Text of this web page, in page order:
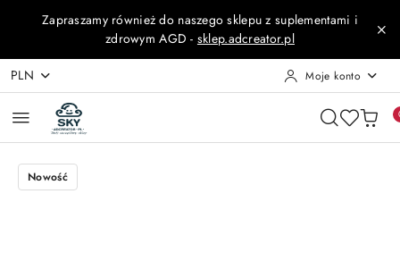
Przejdź do treści głównej
Przejdź do wyszukiwarki
Przejdź do moje konto
Przejdź do menu głównego
Przejdź do opisu produktu
Przejdź do stopki
Zapraszamy również do naszego sklepu z suplementami i
zdrowym AGD - sklep.adcreator.pl
PLN Moje konto
Nowość